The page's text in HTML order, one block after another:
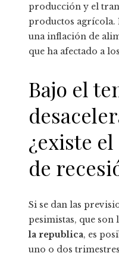
producción y el
productos agrícola.
una inflación de
que ha afectado a
Bajo el
¿existe
de
Si se dan las
pesimistas, que son
la republica, es
uno o dos